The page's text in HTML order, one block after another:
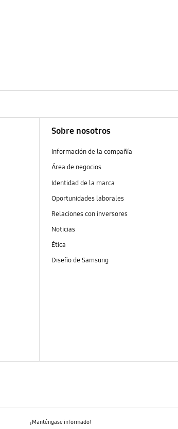
Sobre nosotros
Información de la compañía
Área de negocios
Identidad de la marca
Oportunidades laborales
Relaciones con inversores
Noticias
Ética
Diseño de Samsung
¡Manténgase informado!